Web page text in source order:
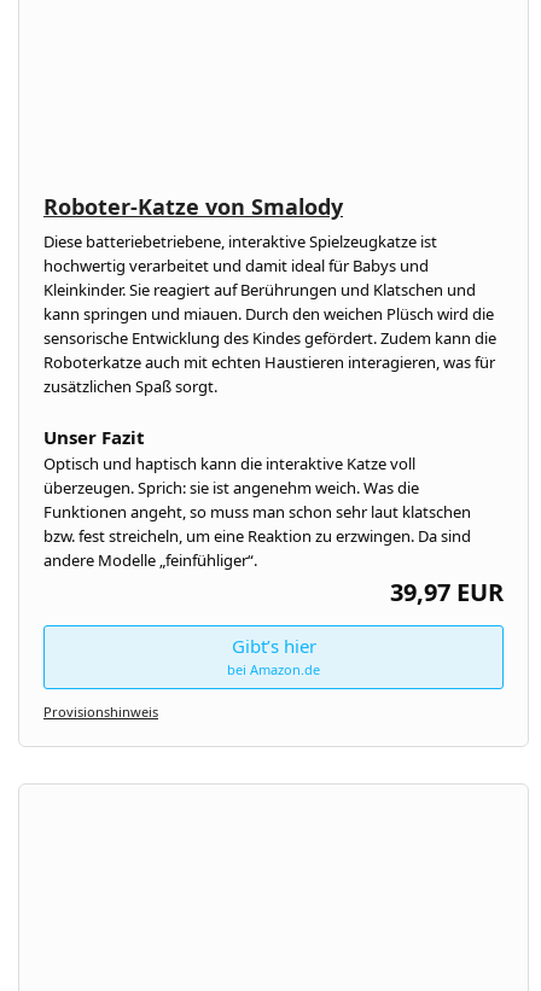
Roboter-Katze von Smalody
Diese batteriebetriebene, interaktive Spielzeugkatze ist
hochwertig verarbeitet und damit ideal für Babys und
Kleinkinder. Sie reagiert auf Berührungen und Klatschen und
kann springen und miauen. Durch den weichen Plüsch wird die
sensorische Entwicklung des Kindes gefördert. Zudem kann die
Roboterkatze auch mit echten Haustieren interagieren, was für
zusätzlichen Spaß sorgt.
Unser Fazit
Optisch und haptisch kann die interaktive Katze voll
überzeugen. Sprich: sie ist angenehm weich. Was die
Funktionen angeht, so muss man schon sehr laut klatschen
bzw. fest streicheln, um eine Reaktion zu erzwingen. Da sind
andere Modelle „feinfühliger“.
39,97 EUR
Gibt’s hier
bei Amazon.de
Provisionshinweis